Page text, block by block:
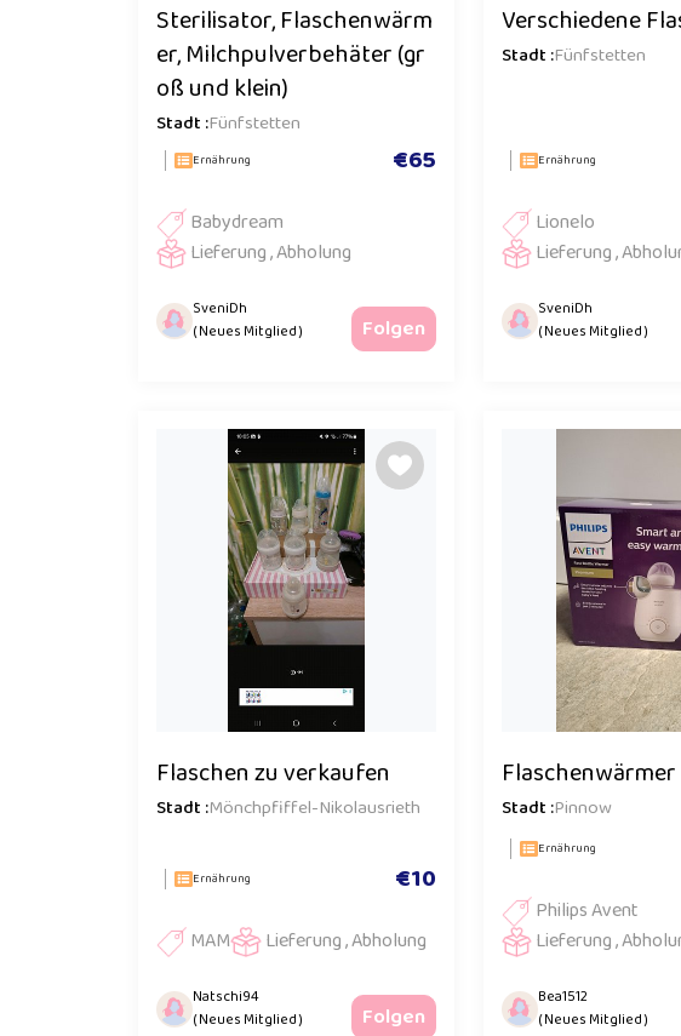
Sterilisator, Flaschenwärm
er, Milchpulverbehäter (gr
oß und klein)
Stadt :Fünfstetten
Ernährung €65
Babydream
Lieferung , Abholung
SveniDh
( Neues Mitglied )
Folgen
Verschiedene
Stadt :Fünfstetten
Ernährung
Lionelo
Lieferung ,
SveniDh
( Neues Mitglied )
Flaschen zu verkaufen
Stadt :Mönchpfiffel-Nikolausrieth
Ernährung €10
MAM Lieferung , Abholung
Natschi94
( Neues Mitglied )
Folgen
Flaschenwärmer
Stadt :Pinnow
Ernährung
Philips Avent
Lieferung ,
Bea1512
( Neues Mitglied )